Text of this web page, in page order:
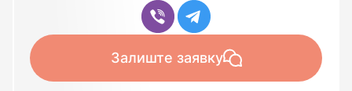
Залиште заявку